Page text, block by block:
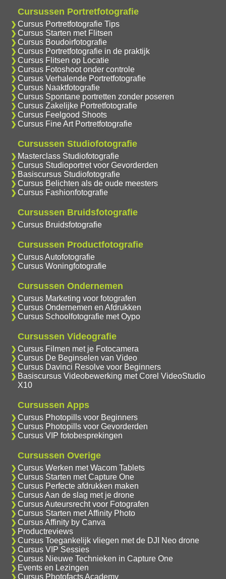
Cursussen Portretfotografie
Cursus Portretfotografie Tips
Cursus Starten met Flitsen
Cursus Boudoirfotografie
Cursus Portretfotografie in de praktijk
Cursus Flitsen op Locatie
Cursus Fotoshoot onder controle
Cursus Verhalende Portretfotografie
Cursus Naaktfotografie
Cursus Spontane portretten zonder poseren
Cursus Zakelijke Portretfotografie
Cursus Feelgood Shoots
Cursus Fine Art Portretfotografie
Cursussen Studiofotografie
Masterclass Studiofotografie
Cursus Studioportret voor Gevorderden
Basiscursus Studiofotografie
Cursus Belichten als de oude meesters
Cursus Fashionfotografie
Cursussen Bruidsfotografie
Cursus Bruidsfotografie
Cursussen Productfotografie
Cursus Autofotografie
Cursus Woningfotografie
Cursussen Ondernemen
Cursus Marketing voor fotografen
Cursus Ondernemen en Afdrukken
Cursus Schoolfotografie met Oypo
Cursussen Videografie
Cursus Filmen met je Fotocamera
Cursus De Beginselen van Video
Cursus Davinci Resolve voor Beginners
Basiscursus Videobewerking met Corel VideoStudio
X10
Cursussen Apps
Cursus Photopills voor Beginners
Cursus Photopills voor Gevorderden
Cursus VIP fotobesprekingen
Cursussen Overige
Cursus Werken met Wacom Tablets
Cursus Starten met Capture One
Cursus Perfecte afdrukken maken
Cursus Aan de slag met je drone
Cursus Auteursrecht voor Fotografen
Cursus Starten met Affinity Photo
Cursus Affinity by Canva
Productreviews
Cursus Toegankelijk vliegen met de DJI Neo drone
Cursus VIP Sessies
Cursus Nieuwe Technieken in Capture One
Events en Lezingen
Cursus Photofacts Academy